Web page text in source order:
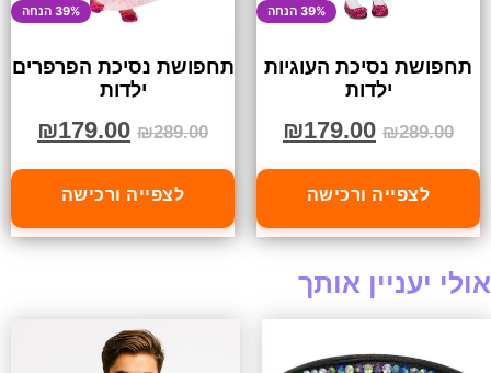
39% הנחה
תחפושת נסיכת העוגיות
ילדות
₪289.00
₪179.00
לצפייה ורכישה
39% הנחה
תחפושת נסיכת הפרפרים
ילדות
₪289.00
₪179.00
לצפייה ורכישה
אולי יעניין אותך